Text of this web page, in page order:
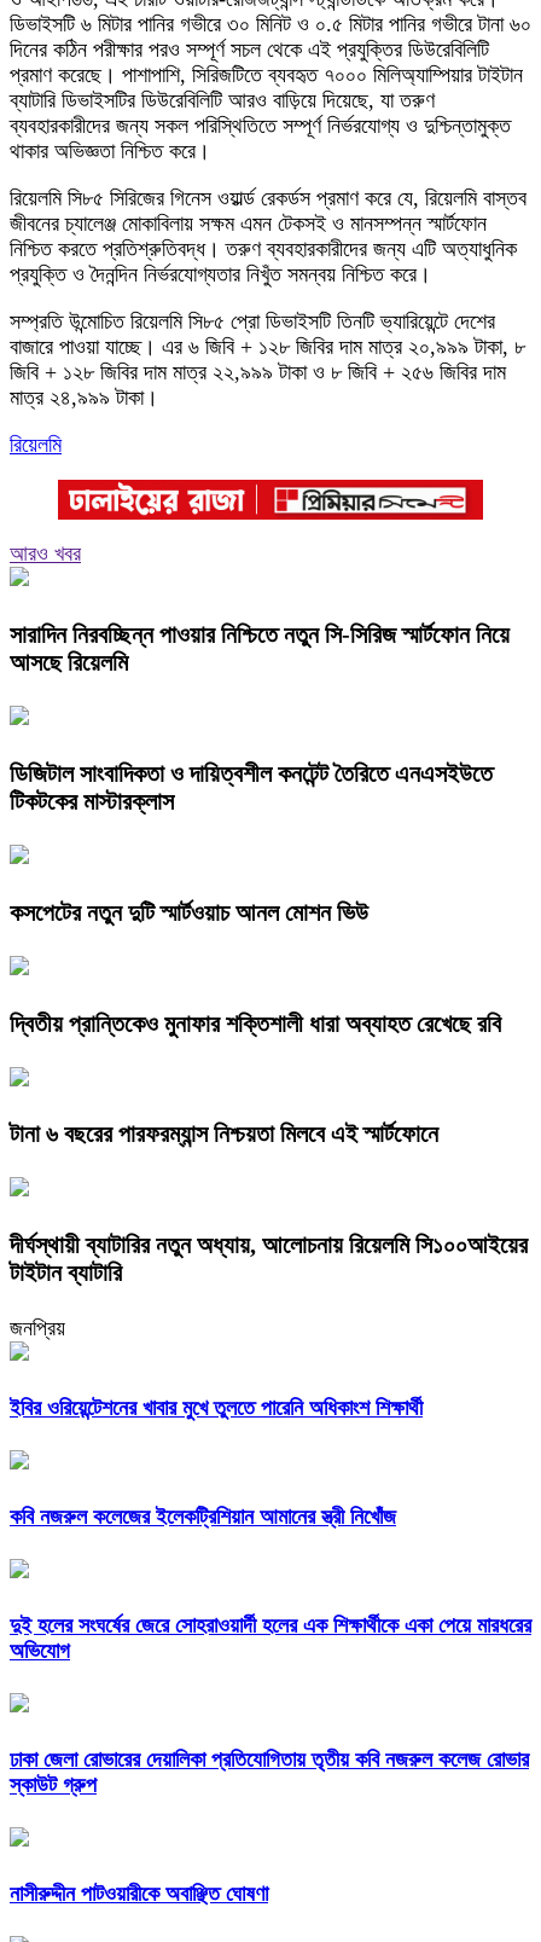
ডিভাইসটি ৬ মিটার পানির গভীরে ৩০ মিনিট ও ০.৫ মিটার পানির গভীরে টানা ৬০
দিনের কঠিন পরীক্ষার পরও সম্পূর্ণ সচল থেকে এই প্রযুক্তির ডিউরেবিলিটি
প্রমাণ করেছে। পাশাপাশি, সিরিজটিতে ব্যবহৃত ৭০০০ মিলিঅ্যাম্পিয়ার টাইটান
ব্যাটারি ডিভাইসটির ডিউরেবিলিটি আরও বাড়িয়ে দিয়েছে, যা তরুণ
ব্যবহারকারীদের জন্য সকল পরিস্থিতিতে সম্পূর্ণ নির্ভরযোগ্য ও দুশ্চিন্তামুক্ত
থাকার অভিজ্ঞতা নিশ্চিত করে।
রিয়েলমি সি৮৫ সিরিজের গিনেস ওয়ার্ল্ড রেকর্ডস প্রমাণ করে যে, রিয়েলমি বাস্তব
জীবনের চ্যালেঞ্জ মোকাবিলায় সক্ষম এমন টেকসই ও মানসম্পন্ন স্মার্টফোন
নিশ্চিত করতে প্রতিশ্রুতিবদ্ধ। তরুণ ব্যবহারকারীদের জন্য এটি অত্যাধুনিক
প্রযুক্তি ও দৈনন্দিন নির্ভরযোগ্যতার নিখুঁত সমন্বয় নিশ্চিত করে।
সম্প্রতি উন্মোচিত রিয়েলমি সি৮৫ প্রো ডিভাইসটি তিনটি ভ্যারিয়েন্টে দেশের
বাজারে পাওয়া যাচ্ছে। এর ৬ জিবি + ১২৮ জিবির দাম মাত্র ২০,৯৯৯ টাকা, ৮
জিবি + ১২৮ জিবির দাম মাত্র ২২,৯৯৯ টাকা ও ৮ জিবি + ২৫৬ জিবির দাম
মাত্র ২৪,৯৯৯ টাকা।
রিয়েলমি
আরও খবর
সারাদিন নিরবচ্ছিন্ন পাওয়ার নিশ্চিতে নতুন সি-সিরিজ স্মার্টফোন নিয়ে
আসছে রিয়েলমি
ডিজিটাল সাংবাদিকতা ও দায়িত্বশীল কনটেন্ট তৈরিতে এনএসইউতে
টিকটকের মাস্টারক্লাস
কসপেটের নতুন দুটি স্মার্টওয়াচ আনল মোশন ভিউ
দ্বিতীয় প্রান্তিকেও মুনাফার শক্তিশালী ধারা অব্যাহত রেখেছে রবি
টানা ৬ বছরের পারফরম্যান্স নিশ্চয়তা মিলবে এই স্মার্টফোনে
দীর্ঘস্থায়ী ব্যাটারির নতুন অধ্যায়, আলোচনায় রিয়েলমি সি১০০আইয়ের
টাইটান ব্যাটারি
জনপ্রিয়
ইবির ওরিয়েন্টেশনের খাবার মুখে তুলতে পারেনি অধিকাংশ শিক্ষার্থী
কবি নজরুল কলেজের ইলেকট্রিশিয়ান আমানের স্ত্রী নিখোঁজ
দুই হলের সংঘর্ষের জেরে সোহরাওয়ার্দী হলের এক শিক্ষার্থীকে একা পেয়ে মারধরের
অভিযোগ
ঢাকা জেলা রোভারের দেয়ালিকা প্রতিযোগিতায় তৃতীয় কবি নজরুল কলেজ রোভার
স্কাউট গ্রুপ
নাসীরুদ্দীন পাটওয়ারীকে অবাঞ্ছিত ঘোষণা